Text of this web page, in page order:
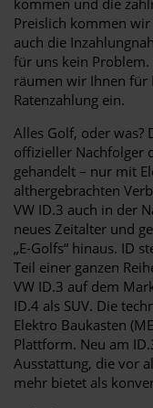
Preislich kommen
auch die
für uns kein
räumen wir Ihnen für
Ratenzahlung ein.
Alles Golf, oder was?
offizieller Nachfolger
gehandelt – nur mit
althergebrachten
VW ID.3 auch in der
neues Zeitalter und
„E-Golfs“ hinaus. ID
Teil einer ganzen
VW ID.3 auf dem
ID.4 als SUV. Die
Elektro Baukasten
Plattform. Neu am
Ausstattung, die vor
mehr bietet als